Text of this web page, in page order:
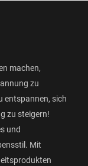
machen,
zu
entspannen, sich
zu steigern!
und
Mit